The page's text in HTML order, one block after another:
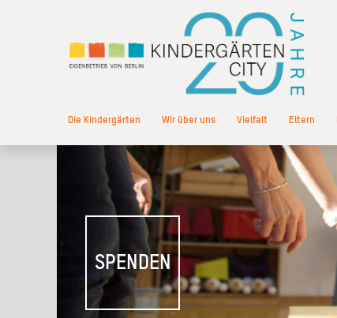
Die Kindergärten Wir über uns Vielfalt Eltern
SPENDEN